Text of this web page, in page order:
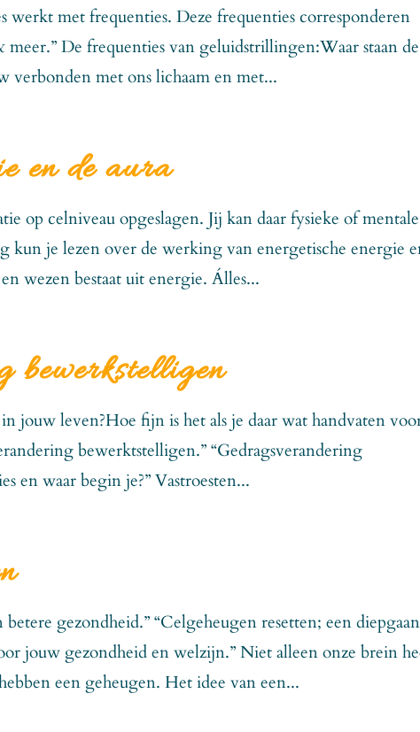
werkt met frequenties. Deze frequenties corresponderen
De frequenties van geluidstrillingen:Waar staan de
verbonden met ons lichaam en met...
en de aura
op celniveau opgeslagen. Jij kan daar fysieke of mentale
kun je lezen over de werking van energetische energie
wezen bestaat uit energie. Álles...
bewerkstelligen
jouw leven?Hoe fijn is het als je daar wat handvaten
bewerktstelligen.” “Gedragsverandering
en waar begin je?” Vastroesten...
gezondheid.” “Celgeheugen resetten; een
jouw gezondheid en welzijn.” Niet alleen onze brein
een geheugen. Het idee van een...